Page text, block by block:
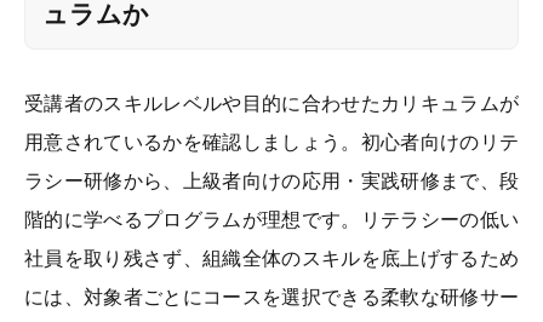
ュラムか
受講者のスキルレベルや目的に合わせたカリキュラムが
用意されているかを確認しましょう。初心者向けのリテ
ラシー研修から、上級者向けの応用・実践研修まで、段
階的に学べるプログラムが理想です。リテラシーの低い
社員を取り残さず、組織全体のスキルを底上げするため
には、対象者ごとにコースを選択できる柔軟な研修サー